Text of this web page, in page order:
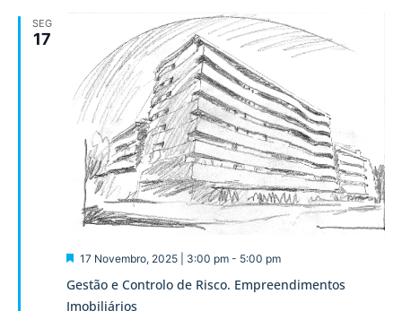
SEG
17
Gestão e Controlo de Risco. Empreendimentos
Imobiliários
Destaque
17 Novembro, 2025 | 3:00 pm- 5:00 pm